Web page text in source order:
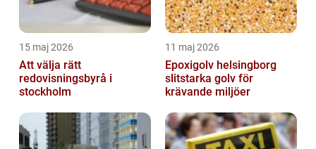
15 maj 2026
Att välja rätt
redovisningsbyrå i
stockholm
11 maj 2026
Epoxigolv helsingborg
slitstarka golv för
krävande miljöer